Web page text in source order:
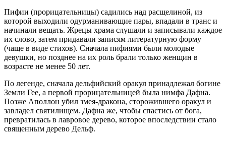
Пифии (прорицательницы) садились над расщелиной, из
которой выходили одурманивающие пары, впадали в транс и
начинали вещать. Жрецы храма слушали и записывали каждое
их слово, затем придавали записям литературную форму
(чаще в виде стихов). Сначала пифиями были молодые
девушки, но позднее на их роль брали только женщин в
возрасте не менее 50 лет.
По легенде, сначала дельфийский оракул принадлежал богине
Земли Гее, а первой прорицательницей была нимфа Дафна.
Позже Аполлон убил змея-дракона, сторожившего оракул и
завладел святилищем. Дафна же, чтобы спастись от бога,
превратилась в лавровое дерево, которое впоследствии стало
священным дерево Дельф.